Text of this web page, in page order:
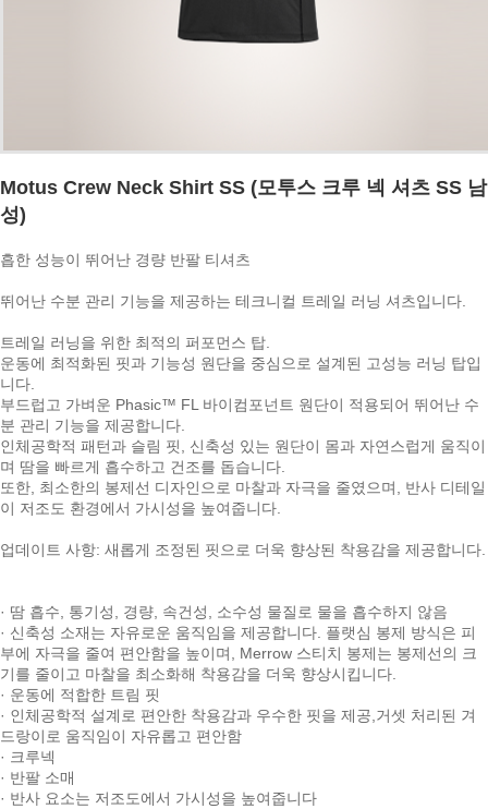
Motus Crew Neck Shirt SS (모투스 크루 넥 셔츠 SS 남
성)
흡한 성능이 뛰어난 경량 반팔 티셔츠
뛰어난 수분 관리 기능을 제공하는 테크니컬 트레일 러닝 셔츠입니다.
트레일 러닝을 위한 최적의 퍼포먼스 탑.
운동에 최적화된 핏과 기능성 원단을 중심으로 설계된 고성능 러닝 탑입
니다.
부드럽고 가벼운 Phasic™ FL 바이컴포넌트 원단이 적용되어 뛰어난 수
분 관리 기능을 제공합니다.
인체공학적 패턴과 슬림 핏, 신축성 있는 원단이 몸과 자연스럽게 움직이
며 땀을 빠르게 흡수하고 건조를 돕습니다.
또한, 최소한의 봉제선 디자인으로 마찰과 자극을 줄였으며, 반사 디테일
이 저조도 환경에서 가시성을 높여줍니다.
업데이트 사항: 새롭게 조정된 핏으로 더욱 향상된 착용감을 제공합니다.
· 땀 흡수, 통기성, 경량, 속건성, 소수성 물질로 물을 흡수하지 않음
· 신축성 소재는 자유로운 움직임을 제공합니다. 플랫심 봉제 방식은 피
부에 자극을 줄여 편안함을 높이며, Merrow 스티치 봉제는 봉제선의 크
기를 줄이고 마찰을 최소화해 착용감을 더욱 향상시킵니다.
· 운동에 적합한 트림 핏
· 인체공학적 설계로 편안한 착용감과 우수한 핏을 제공,거셋 처리된 겨
드랑이로 움직임이 자유롭고 편안함
· 크루넥
· 반팔 소매
· 반사 요소는 저조도에서 가시성을 높여줍니다